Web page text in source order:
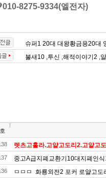
8275-9334(엘전자)
슈퍼1 20대 대왕황금용20대
불새10 ,투신 ,해적이야기2 ,
렛츠고훌라.고얄고도리2.고얄고
중고A급지폐교환기10대지폐인
ㅁㅁㅁ 화룡외전2 포커 로얄고